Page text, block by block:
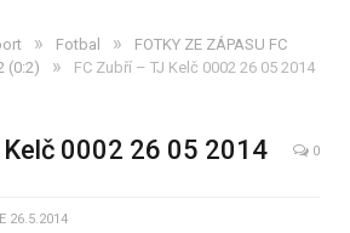
» Fotbal »
FOTKY ZE ZÁPASU FC
(0:2)
» FC Zubří – TJ Kelč 0002 26 05 2014
Kelč 0002 26 05 2014 0
26.5.2014